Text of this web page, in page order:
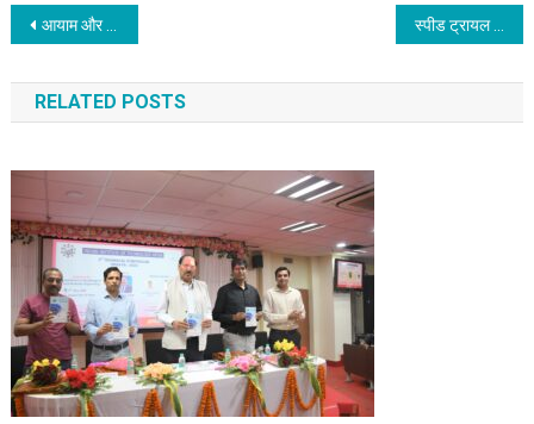
Post navigation
आयाम और नवगीतिका की महफ़िल
RELATED POSTS